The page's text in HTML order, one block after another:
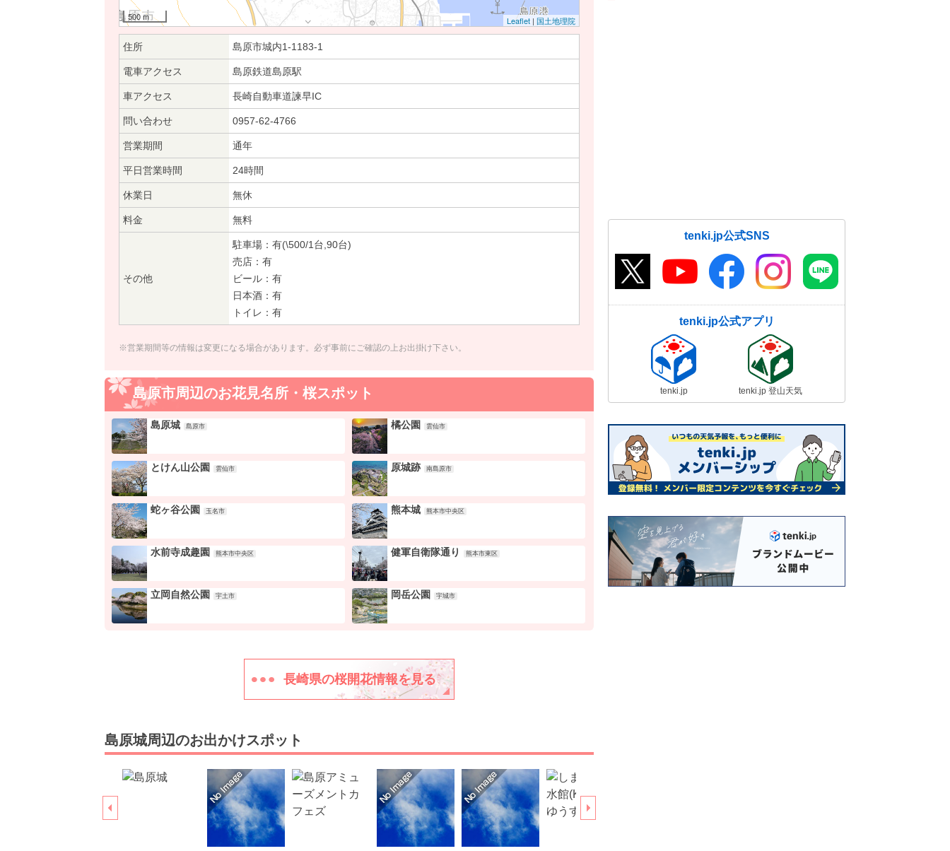
500 m Leaflet | 国土地理院
住所 島原市城内1-1183-1
電車アクセス 島原鉄道島原駅
車アクセス 長崎自動車道諫早IC
問い合わせ 0957-62-4766
営業期間 通年
平日営業時間 24時間
休業日 無休
料金 無料
その他
駐車場：有(\500/1台,90台)
売店：有
ビール：有
日本酒：有
トイレ：有
※営業期間等の情報は変更になる場合があります。必ず事前にご確認の上お出掛け下さい。
島原市周辺のお花見名所・桜スポット
島原城 島原市 橘公園 雲仙市
とけん山公園 雲仙市 原城跡 南島原市
蛇ヶ谷公園 玉名市 熊本城 熊本市中央区
水前寺成趣園 熊本市中央区 健軍自衛隊通り 熊本市東区
立岡自然公園 宇土市 岡岳公園 宇城市
長崎県の桜開花情報を見る
島原城周辺のお出かけスポット
tenki.jp公式SNS
tenki.jp公式アプリ
tenki.jp tenki.jp 登山天気